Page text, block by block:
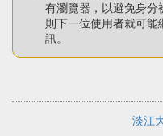
有瀏覽器，以避免身分
則下一位使用者就可能
訊。
淡江